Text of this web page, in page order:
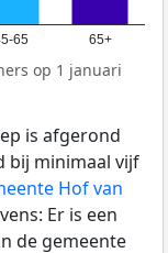
65 65+
op 1 januari
is afgerond
bij minimaal vijf
Hof van
Er is een
de gemeente